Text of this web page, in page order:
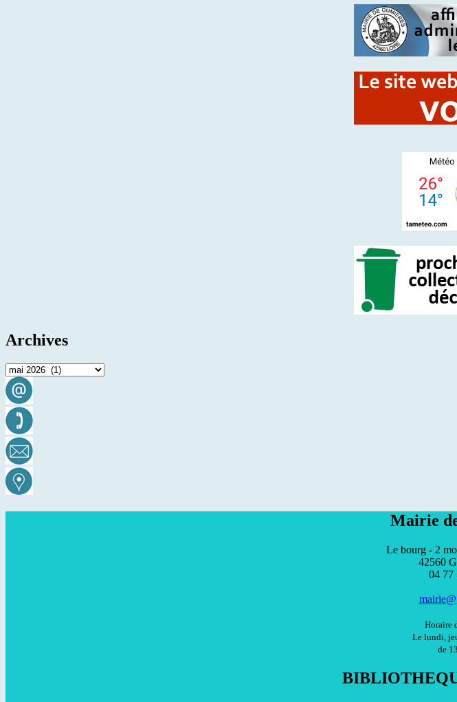
Archives
Archives
Mairie
Le bourg - 2
42560
04 77
Horaire
Le lundi,
de